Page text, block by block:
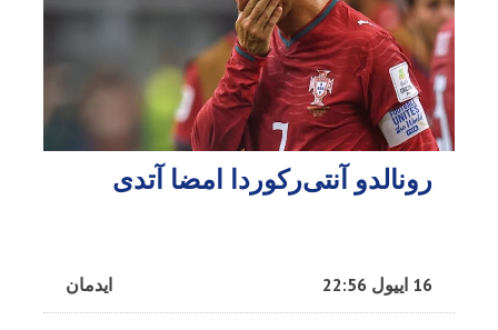
رونالدو آنتی‌رکوردا امضا آتدی
ایدمان 16 اییول 22:56